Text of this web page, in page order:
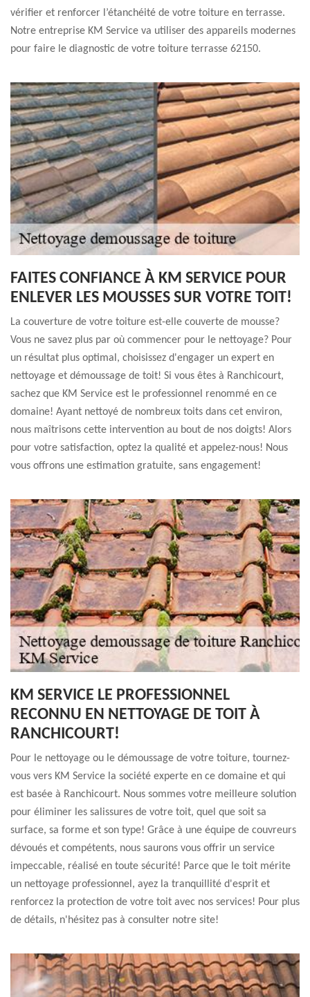
vérifier et renforcer l’étanchéité de votre toiture en terrasse.
Notre entreprise KM Service va utiliser des appareils modernes
pour faire le diagnostic de votre toiture terrasse 62150.
FAITES CONFIANCE À KM SERVICE POUR
ENLEVER LES MOUSSES SUR VOTRE TOIT!
La couverture de votre toiture est-elle couverte de mousse?
Vous ne savez plus par où commencer pour le nettoyage? Pour
un résultat plus optimal, choisissez d'engager un expert en
nettoyage et démoussage de toit! Si vous êtes à Ranchicourt,
sachez que KM Service est le professionnel renommé en ce
domaine! Ayant nettoyé de nombreux toits dans cet environ,
nous maîtrisons cette intervention au bout de nos doigts! Alors
pour votre satisfaction, optez la qualité et appelez-nous! Nous
vous offrons une estimation gratuite, sans engagement!
KM SERVICE LE PROFESSIONNEL
RECONNU EN NETTOYAGE DE TOIT À
RANCHICOURT!
Pour le nettoyage ou le démoussage de votre toiture, tournez-
vous vers KM Service la société experte en ce domaine et qui
est basée à Ranchicourt. Nous sommes votre meilleure solution
pour éliminer les salissures de votre toit, quel que soit sa
surface, sa forme et son type! Grâce à une équipe de couvreurs
dévoués et compétents, nous saurons vous offrir un service
impeccable, réalisé en toute sécurité! Parce que le toit mérite
un nettoyage professionnel, ayez la tranquillité d'esprit et
renforcez la protection de votre toit avec nos services! Pour plus
de détails, n'hésitez pas à consulter notre site!